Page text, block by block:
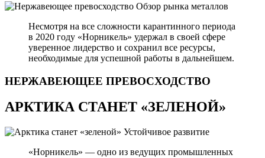
Обзор рынка металлов
Несмотря на все сложности карантинного периода
в 2020 году «Норникель» удержал в своей сфере
уверенное лидерство и сохранил все ресурсы,
необходимые для успешной работы в дальнейшем.
НЕРЖАВЕЮЩЕЕ ПРЕВОСХОДСТВО
АРКТИКА СТАНЕТ «ЗЕЛЕНОЙ»
Устойчивое развитие
«Норникель» — одно из ведущих промышленных